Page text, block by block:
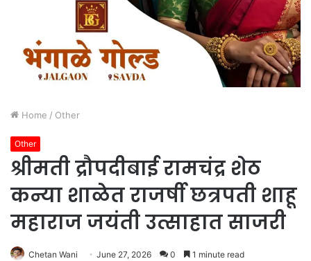
Home / Other
Other
श्रीमती द्रौपदीबाई रामचंद्र शेठ
कन्या शाळेत राजर्षी छत्रपती शाहू
महाराज जयंती उत्साहात साजरी
Chetan Wani June 27, 2026 0 1 minute read